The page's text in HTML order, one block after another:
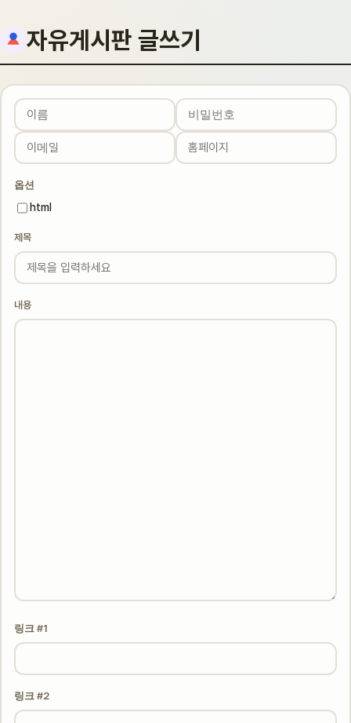
자유게시판 글쓰기
이름
비밀번호
이메일
홈페이지
옵션
html
제목
내용
웹에디터 시작 웹
링크 #1
링크 #2